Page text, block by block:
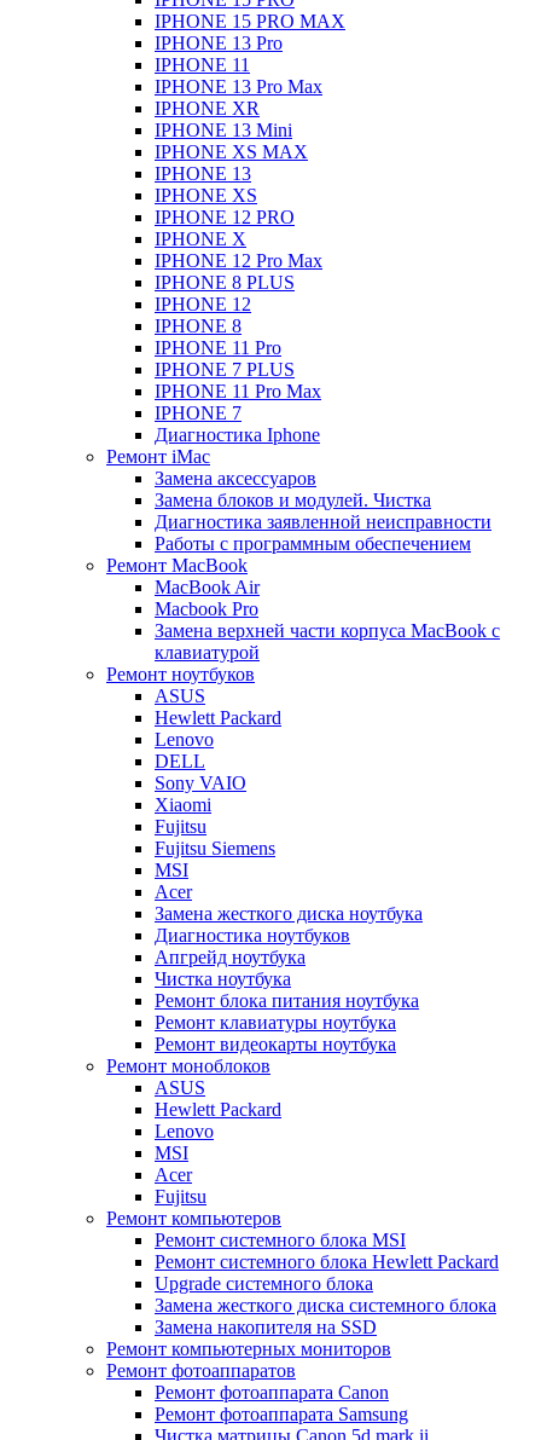
IPHONE 15 PRO MAX
IPHONE 13 Pro
IPHONE 11
IPHONE 13 Pro Max
IPHONE XR
IPHONE 13 Mini
IPHONE XS MAX
IPHONE 13
IPHONE XS
IPHONE 12 PRO
IPHONE X
IPHONE 12 Pro Max
IPHONE 8 PLUS
IPHONE 12
IPHONE 8
IPHONE 11 Pro
IPHONE 7 PLUS
IPHONE 11 Pro Max
IPHONE 7
Диагностика Iphone
Ремонт iMac
Замена аксессуаров
Замена блоков и модулей. Чистка
Диагностика заявленной неисправности
Работы с программным обеспечением
Ремонт MacBook
MacBook Air
Macbook Pro
Замена верхней части корпуса MacBook с
клавиатурой
Ремонт ноутбуков
ASUS
Hewlett Packard
Lenovo
DELL
Sony VAIO
Xiaomi
Fujitsu
Fujitsu Siemens
MSI
Acer
Замена жесткого диска ноутбука
Диагностика ноутбуков
Апгрейд ноутбука
Чистка ноутбука
Ремонт блока питания ноутбука
Ремонт клавиатуры ноутбука
Ремонт видеокарты ноутбука
Ремонт моноблоков
ASUS
Hewlett Packard
Lenovo
MSI
Acer
Fujitsu
Ремонт компьютеров
Ремонт системного блока MSI
Ремонт системного блока Hewlett Packard
Upgrade системного блока
Замена жесткого диска системного блока
Замена накопителя на SSD
Ремонт компьютерных мониторов
Ремонт фотоаппаратов
Ремонт фотоаппарата Canon
Ремонт фотоаппарата Samsung
Чистка матрицы Canon 5d mark ii